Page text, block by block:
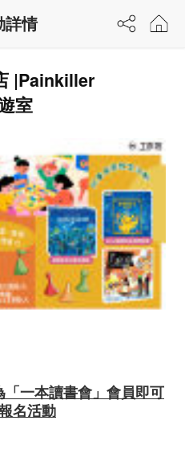
|Painkiller
室
一本讀書會」會員即可
名活動
詳情